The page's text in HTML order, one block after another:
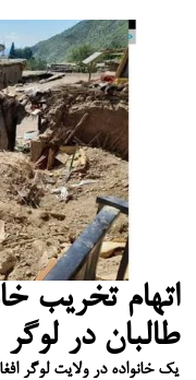
اتهام تخریب
طالبان در لوگر
یک خانواده در ولایت لوگر